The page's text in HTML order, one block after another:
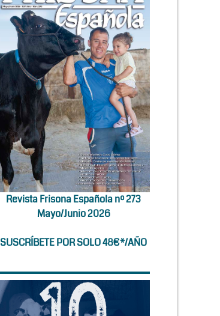
Revista Frisona Española nº 273
Mayo/Junio 2026
SUSCRÍBETE POR SOLO 48€*/AÑO